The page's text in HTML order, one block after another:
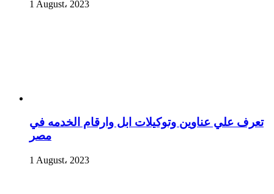
1 August، 2023
تعرف علي عناوين وتوكيلات ابل وارقام الخدمه في
مصر
1 August، 2023